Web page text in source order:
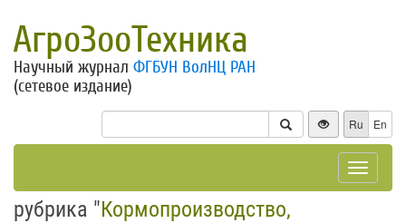
АгроЗооТехника
Научный журнал ФГБУН ВолНЦ РАН
(сетевое издание)
Ru En
Toggle
рубрика "Кормопроизводство,